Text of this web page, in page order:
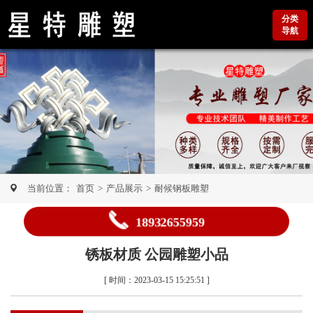
分类
导航
当前位置： 首页 > 产品展示 > 耐候钢板雕塑
18932655959
锈板材质 公园雕塑小品
[ 时间：2023-03-15 15:25:51 ]